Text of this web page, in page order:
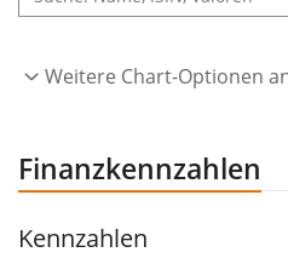
Weitere Chart-Optionen
Finanzkennzahlen
Kennzahlen